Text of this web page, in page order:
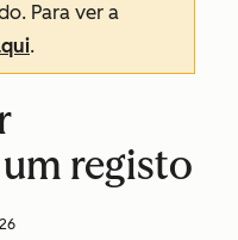
Para ver a
.
registo